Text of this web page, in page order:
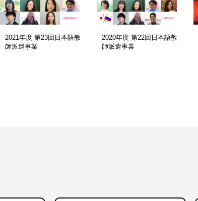
2021年度 第23回日本語教
師派遣事業
2020年度 第22回日本語教
師派遣事業